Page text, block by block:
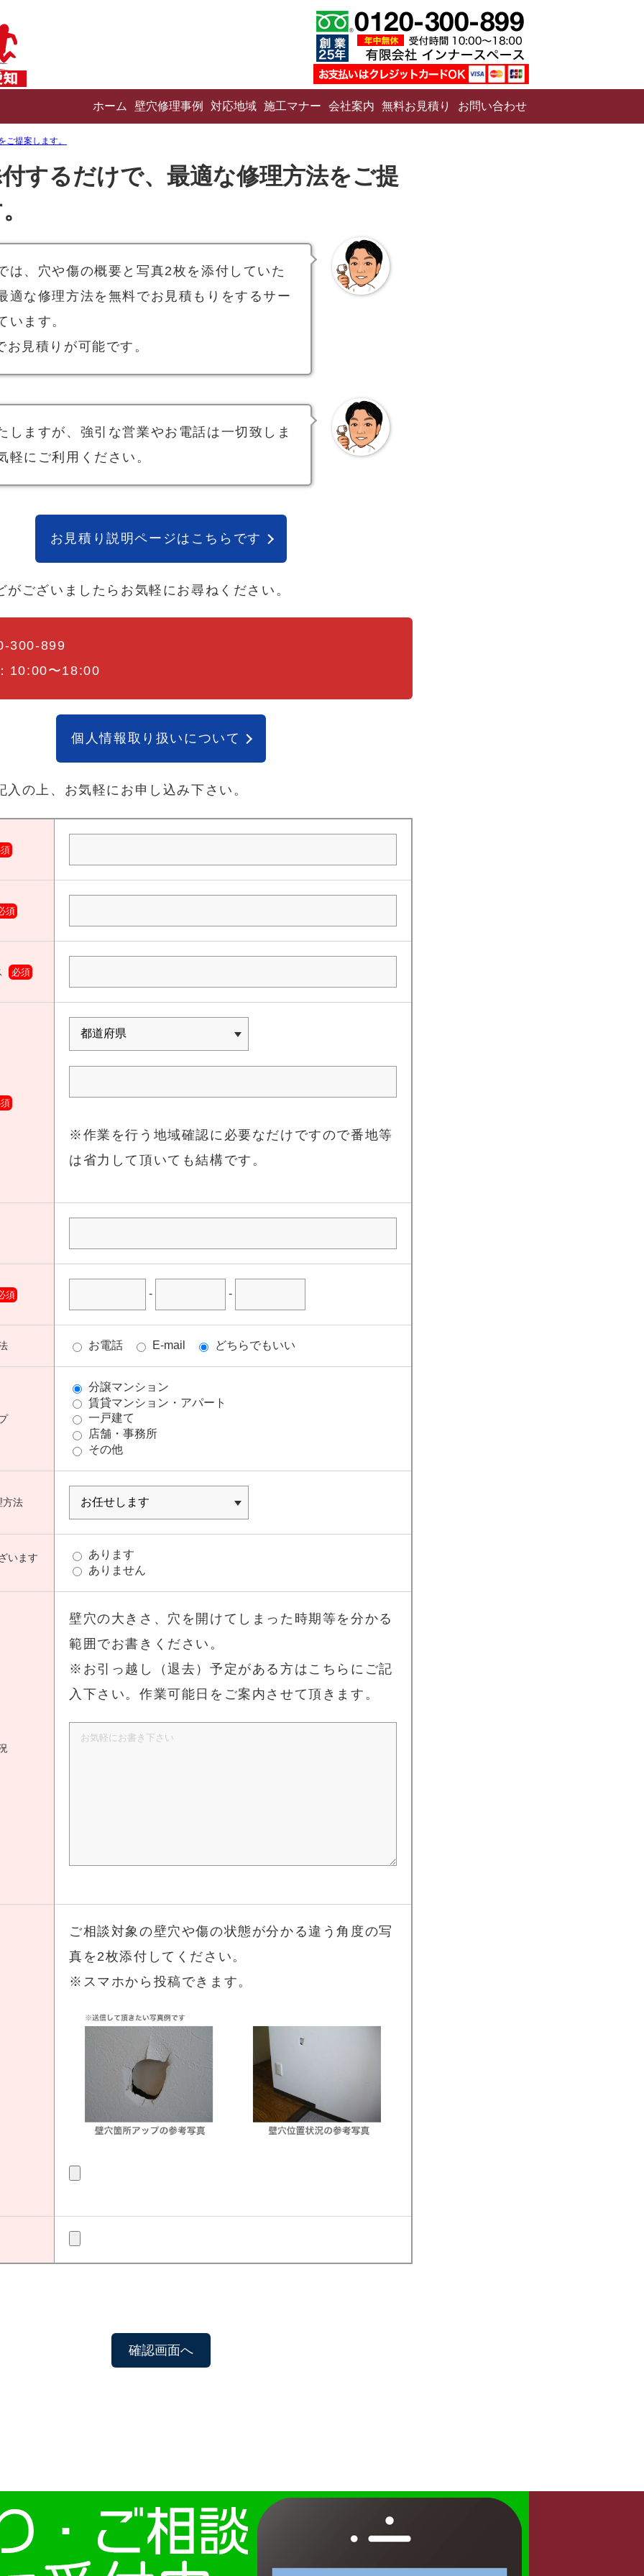
ホーム 壁穴修理事例 対応地域 施工マナー 会社案内 無料お見積り お問い合わせ
ご提案します。
するだけで、最適な修理方法をご提
は、穴や傷の概要と写真2枚を添付していた
適な修理方法を無料でお見積もりをするサー
います。
見積りが可能です。
しますが、強引な営業やお電話は一切致しま
軽にご利用ください。
お見積り説明ページはこちらです
がございましたらお気軽にお尋ねください。
300-899
10:00〜18:00
個人情報取り扱いについて
入の上、お気軽にお申し込み下さい。
須
必須
※作業を行う地域確認に必要なだけですので番地等
は省力して頂いても結構です。
須 - -
お電話 E-mail どちらでもいい
分譲マンション
賃貸マンション・アパート
一戸建て
店舗・事務所
その他
方法
います
あります
ありません
壁穴の大きさ、穴を開けてしまった時期等を分かる
範囲でお書きください。
※お引っ越し（退去）予定がある方はこちらにご記
入下さい。作業可能日をご案内させて頂きます。
ご相談対象の壁穴や傷の状態が分かる違う角度の写
真を2枚添付してください。
※スマホから投稿できます。